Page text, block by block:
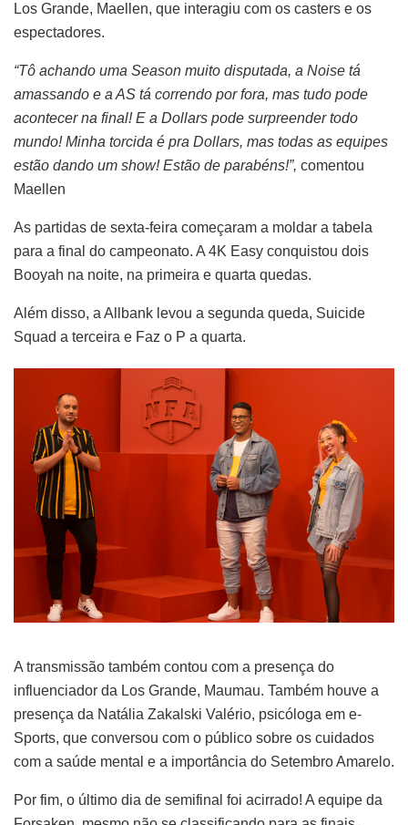
Los Grande, Maellen, que interagiu com os casters e os
espectadores.
“Tô achando uma Season muito disputada, a Noise tá
amassando e a AS tá correndo por fora, mas tudo pode
acontecer na final! E a Dollars pode surpreender todo
mundo! Minha torcida é pra Dollars, mas todas as equipes
estão dando um show! Estão de parabéns!”, comentou
Maellen
As partidas de sexta-feira começaram a moldar a tabela
para a final do campeonato. A 4K Easy conquistou dois
Booyah na noite, na primeira e quarta quedas.
Além disso, a Allbank levou a segunda queda, Suicide
Squad a terceira e Faz o P a quarta.
A transmissão também contou com a presença do
influenciador da Los Grande, Maumau. Também houve a
presença da Natália Zakalski Valério, psicóloga em e-
Sports, que conversou com o público sobre os cuidados
com a saúde mental e a importância do Setembro Amarelo.
Por fim, o último dia de semifinal foi acirrado! A equipe da